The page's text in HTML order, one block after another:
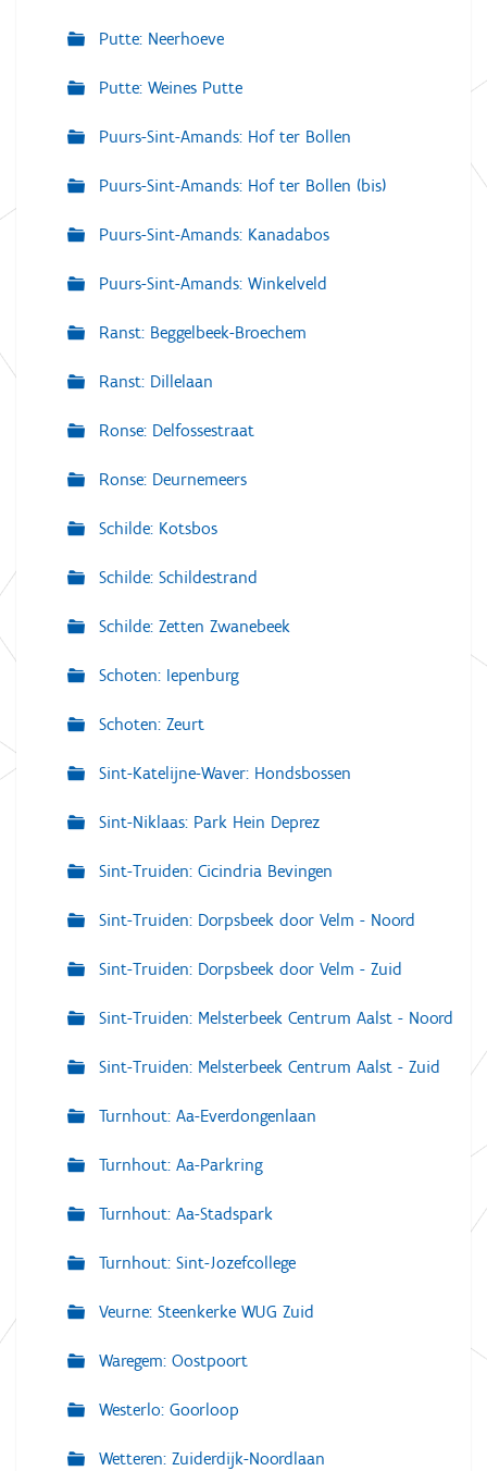
Putte: Neerhoeve
Putte: Weines Putte
Puurs-Sint-Amands: Hof ter Bollen
Puurs-Sint-Amands: Hof ter Bollen (bis)
Puurs-Sint-Amands: Kanadabos
Puurs-Sint-Amands: Winkelveld
Ranst: Beggelbeek-Broechem
Ranst: Dillelaan
Ronse: Delfossestraat
Ronse: Deurnemeers
Schilde: Kotsbos
Schilde: Schildestrand
Schilde: Zetten Zwanebeek
Schoten: Iepenburg
Schoten: Zeurt
Sint-Katelijne-Waver: Hondsbossen
Sint-Niklaas: Park Hein Deprez
Sint-Truiden: Cicindria Bevingen
Sint-Truiden: Dorpsbeek door Velm - Noord
Sint-Truiden: Dorpsbeek door Velm - Zuid
Sint-Truiden: Melsterbeek Centrum Aalst - Noord
Sint-Truiden: Melsterbeek Centrum Aalst - Zuid
Turnhout: Aa-Everdongenlaan
Turnhout: Aa-Parkring
Turnhout: Aa-Stadspark
Turnhout: Sint-Jozefcollege
Veurne: Steenkerke WUG Zuid
Waregem: Oostpoort
Westerlo: Goorloop
Wetteren: Zuiderdijk-Noordlaan